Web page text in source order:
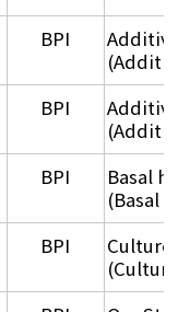
BPI
BPI
BPI
Basal
(Basal
BPI
Culture
(Culture